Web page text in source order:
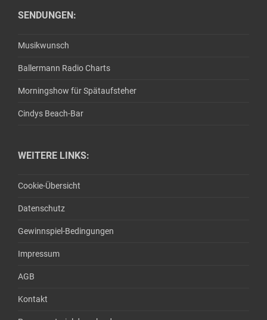
SENDUNGEN:
Musikwunsch
Ballermann Radio Charts
Morningshow für Spätaufsteher
Cindys Beach-Bar
WEITERE LINKS:
Cookie-Übersicht
Datenschutz
Gewinnspiel-Bedingungen
Impressum
AGB
Kontakt